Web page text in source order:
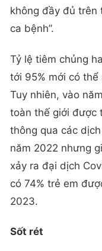
không đầy đủ trên
ca bệnh”.
Tỷ lệ tiêm chủng
tới 95% mới có
Tuy nhiên, vào
toàn thế giới được
thông qua các
năm 2022 nhưng
xảy ra đại dịch
có 74% trẻ em
2023.
Sốt rét